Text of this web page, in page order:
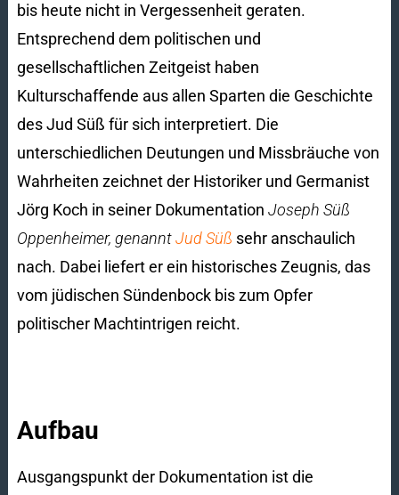
bis heute nicht in Vergessenheit geraten.
Entsprechend dem politischen und
gesellschaftlichen Zeitgeist haben
Kulturschaffende aus allen Sparten die Geschichte
des Jud Süß für sich interpretiert. Die
unterschiedlichen Deutungen und Missbräuche von
Wahrheiten zeichnet der Historiker und Germanist
Jörg Koch in seiner Dokumentation Joseph Süß
Oppenheimer, genanntJud Süß sehr anschaulich
nach. Dabei liefert er ein historisches Zeugnis, das
vom jüdischen Sündenbock bis zum Opfer
politischer Machtintrigen reicht.
Aufbau
Ausgangspunkt der Dokumentation ist die